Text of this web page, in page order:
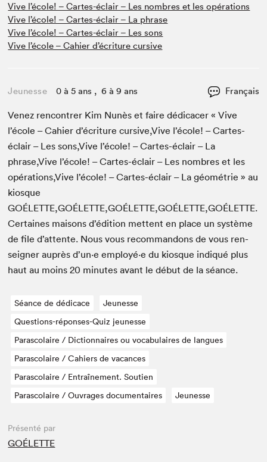
Vive l’école! – Cartes-éclair – Les nombres et les opérations
Vive l’école! – Cartes-éclair – La phrase
Vive l’école! – Cartes-éclair – Les sons
Vive l’école – Cahier d’écriture cursive
Jeunesse 0 à 5 ans , 6 à 9 ans Français
Venez ren­con­tr­er Kim Nunès et faire dédi­cac­er « Vive
l’école – Cahi­er d’écriture cursive,Vive l’école! – Cartes-
éclair – Les sons,Vive l’école! – Cartes-éclair – La
phrase,Vive l’école! – Cartes-éclair – Les nom­bres et les
opérations,Vive l’école! – Cartes-éclair – La géométrie » au
kiosque
GOÉLETTE,GOÉLETTE,GOÉLETTE,GOÉLETTE,GOÉLETTE.
Cer­taines maisons d’édi­tion met­tent en place un sys­tème
de file d’at­tente. Nous vous recom­man­dons de vous ren­
seign­er auprès d’un·e employé·e du kiosque indiqué plus
haut au moins20 min­utes avant le début de la séance.
Séance de dédicace
Jeunesse
Questions-réponses-Quiz jeunesse
Parascolaire / Dictionnaires ou vocabulaires de langues
Parascolaire / Cahiers de vacances
Parascolaire / Entraînement. Soutien
Parascolaire / Ouvrages documentaires
Jeunesse
Présenté par
GOÉLETTE